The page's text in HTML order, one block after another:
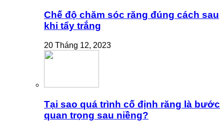
Chế độ chăm sóc răng đúng cách sau
khi tẩy trắng
20 Tháng 12, 2023
Tại sao quá trình cố định răng là bước
quan trọng sau niềng?